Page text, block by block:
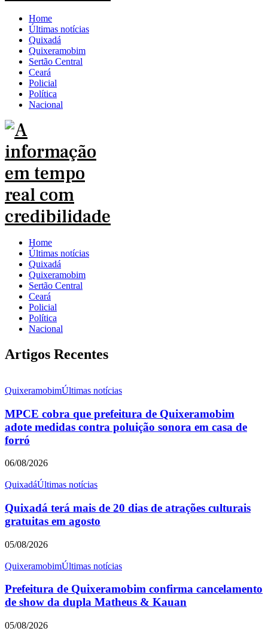
Home
Últimas notícias
Quixadá
Quixeramobim
Sertão Central
Ceará
Policial
Política
Nacional
Home
Últimas notícias
Quixadá
Quixeramobim
Sertão Central
Ceará
Policial
Política
Nacional
Artigos Recentes
QuixeramobimÚltimas notícias
MPCE cobra que prefeitura de Quixeramobim
adote medidas contra poluição sonora em casa de
forró
06/08/2026
QuixadáÚltimas notícias
Quixadá terá mais de 20 dias de atrações culturais
gratuitas em agosto
05/08/2026
QuixeramobimÚltimas notícias
Prefeitura de Quixeramobim confirma cancelamento
de show da dupla Matheus & Kauan
05/08/2026